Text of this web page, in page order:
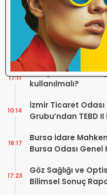
İlginizi
İtalya Değerde, Çin
Ticaret Açığı
Hangi havada
kullanılmalı?
17:11
İzmir Ticaret
Grubu’ndan TEBD
10:14
Bursa İdare
Bursa Odası
18:17
Göz Sağlığı ve
Bilimsel Sonuç
17:23